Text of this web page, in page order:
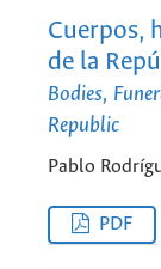
Cuerpos,
de la
Bodies,
Republic
Pablo
PDF